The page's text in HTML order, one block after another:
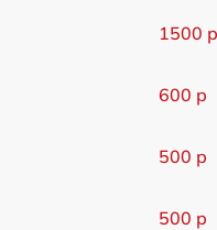
1500 р
600 р
500 р
500 р